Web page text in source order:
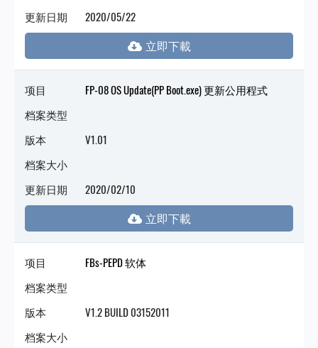
更新日期
2020/05/22
项目
FP-08 OS Update(PP Boot.exe) 更新公用程式
档案类型
版本
V1.01
档案大小
更新日期
2020/02/10
项目
FBs-PEPD 软体
档案类型
版本
V1.2 BUILD 03152011
档案大小